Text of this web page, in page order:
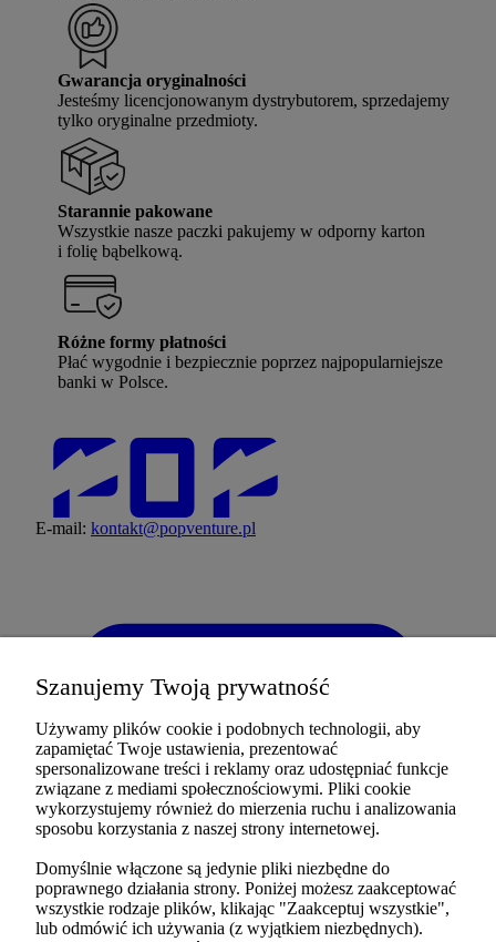
Gwarancja oryginalności
Jesteśmy licencjonowanym dystrybutorem, sprzedajemy
tylko oryginalne przedmioty.
Starannie pakowane
Wszystkie nasze paczki pakujemy w odporny karton
i folię bąbelkową.
Różne formy płatności
Płać wygodnie i bezpiecznie poprzez najpopularniejsze
banki w Polsce.
E-mail: kontakt@popventure.pl
Szanujemy Twoją prywatność
Używamy plików cookie i podobnych technologii, aby
zapamiętać Twoje ustawienia, prezentować
spersonalizowane treści i reklamy oraz udostępniać funkcje
związane z mediami społecznościowymi. Pliki cookie
wykorzystujemy również do mierzenia ruchu i analizowania
sposobu korzystania z naszej strony internetowej.
Domyślnie włączone są jedynie pliki niezbędne do
poprawnego działania strony. Poniżej możesz zaakceptować
wszystkie rodzaje plików, klikając "Zaakceptuj wszystkie",
lub odmówić ich używania (z wyjątkiem niezbędnych).